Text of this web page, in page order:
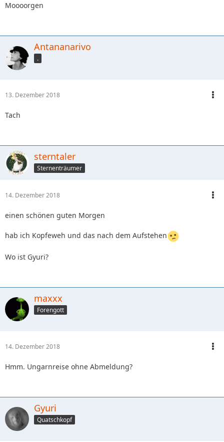
Moooorgen
Antananarivo
.
13. Dezember 2018
Tach
sterntaler
Sternenträumer
14. Dezember 2018
einen schönen guten Morgen
hab ich Kopfeweh und das nach dem Aufstehen
Wo ist Gyuri?
maxxx
Forengott
14. Dezember 2018
Hmm. Ungarnreise ohne Abmeldung?
Gyuri
Quatschkopf